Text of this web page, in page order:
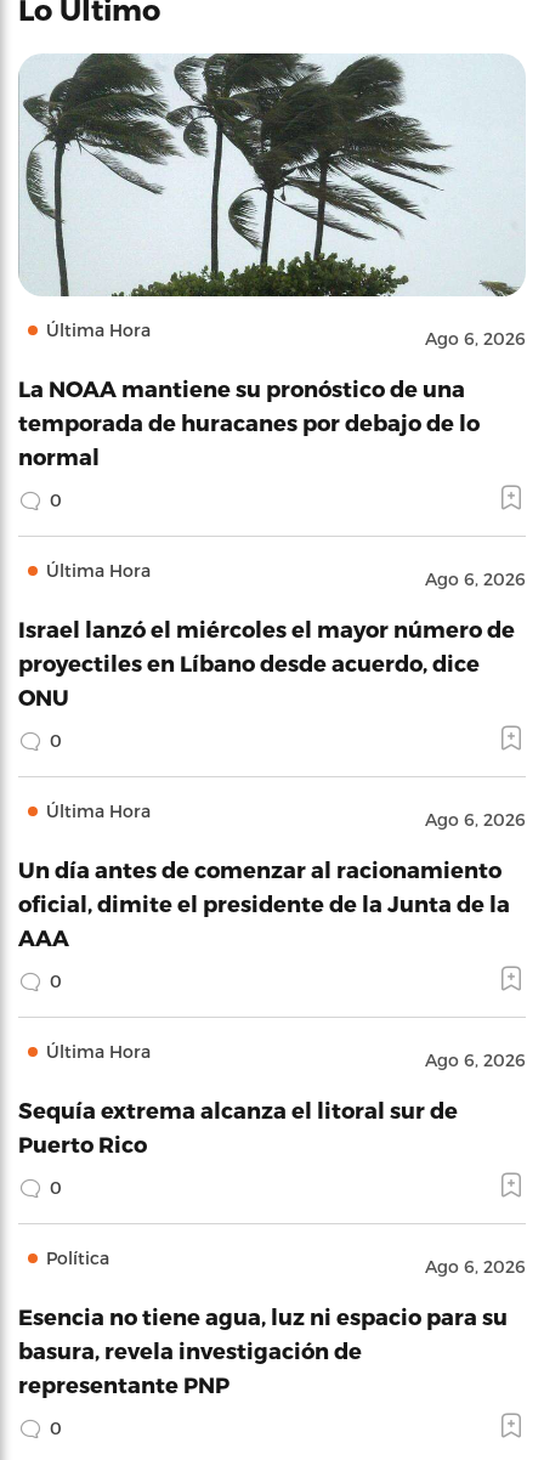
Lo Último
Última Hora Ago 6, 2026
La NOAA mantiene su pronóstico de una
temporada de huracanes por debajo de lo
normal
0
Última Hora Ago 6, 2026
Israel lanzó el miércoles el mayor número de
proyectiles en Líbano desde acuerdo, dice
ONU
0
Última Hora Ago 6, 2026
Un día antes de comenzar al racionamiento
oficial, dimite el presidente de la Junta de la
AAA
0
Última Hora Ago 6, 2026
Sequía extrema alcanza el litoral sur de
Puerto Rico
0
Política Ago 6, 2026
Esencia no tiene agua, luz ni espacio para su
basura, revela investigación de
representante PNP
0